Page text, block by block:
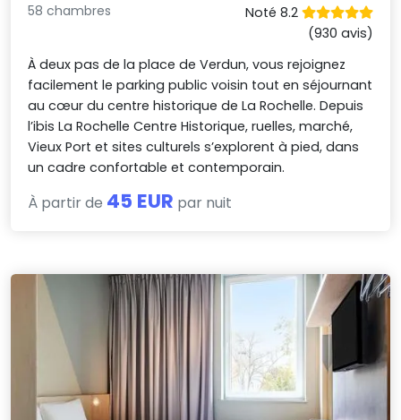
58 chambres
Noté 8.2
(930 avis)
À deux pas de la place de Verdun, vous rejoignez
facilement le parking public voisin tout en séjournant
au cœur du centre historique de La Rochelle. Depuis
l’ibis La Rochelle Centre Historique, ruelles, marché,
Vieux Port et sites culturels s’explorent à pied, dans
un cadre confortable et contemporain.
À partir de 45 EUR par nuit